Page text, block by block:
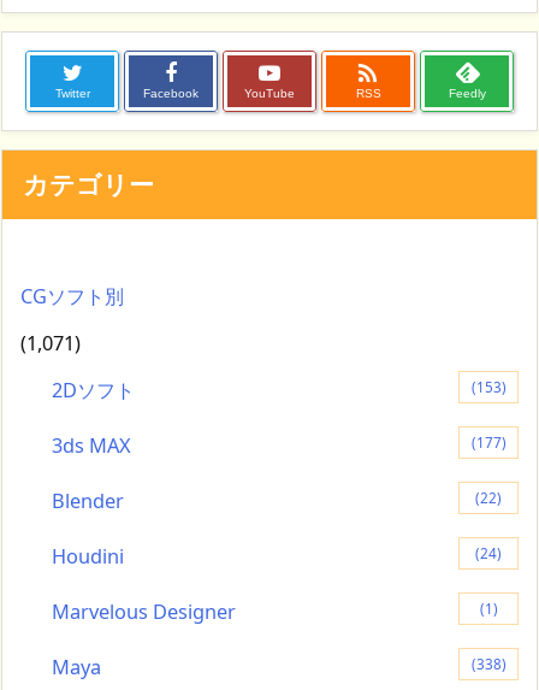
Twitter Facebook YouTube

RSS Feedly
カテゴリー
CGソフト別
(1,071)
2Dソフト
(153)
3ds MAX (177)
Blender (22)
Houdini (24)
Marvelous Designer (1)
Maya (338)